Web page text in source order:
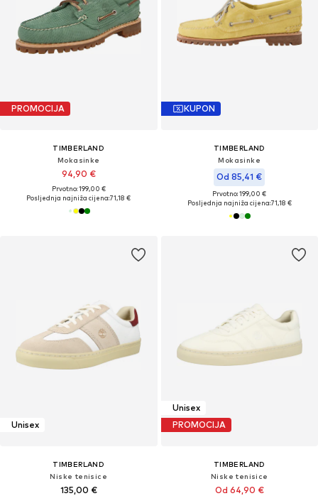
PROMOCIJA
TIMBERLAND
Mokasinke
94,90 €
Prvotno: 199,00 €
Posljednja najniža cijena:71,18 €
KUPON
TIMBERLAND
Mokasinke
Od 85,41 €
Prvotno: 199,00 €
Posljednja najniža cijena:71,18 €
Unisex
TIMBERLAND
Niske tenisice
135,00 €
Unisex
PROMOCIJA
TIMBERLAND
Niske tenisice
Od 64,90 €